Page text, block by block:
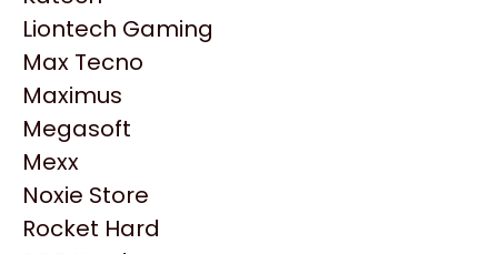
Lenovo
Logitech
MSI
NVIDIA GeForce
NZXT
PNY
Palit
Philips
Liontech Gaming
Max Tecno
Maximus
Megasoft
Mexx
Noxie Store
Rocket Hard
Productos
Similares